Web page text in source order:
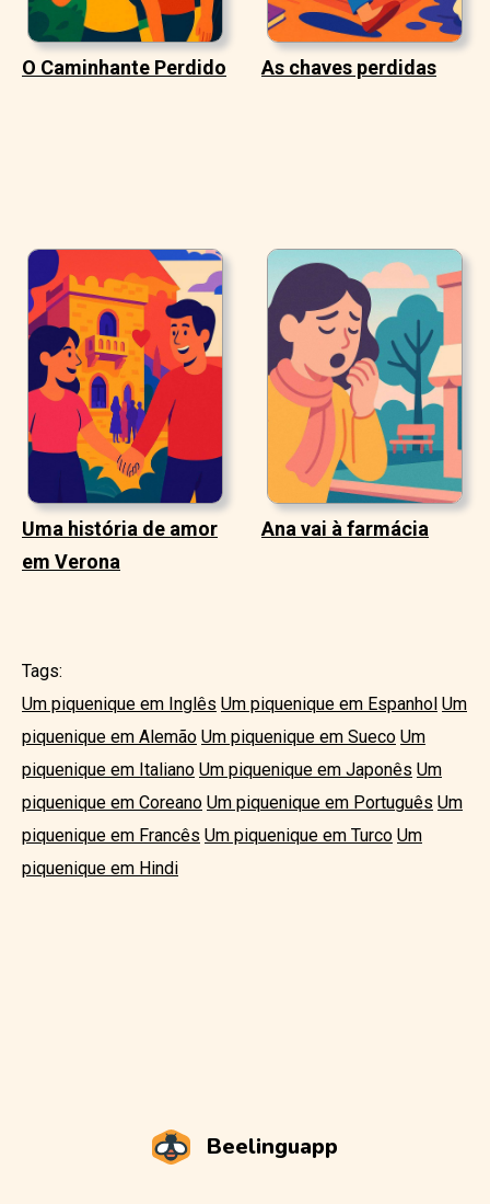
O Caminhante Perdido As chaves perdidas
Uma história de amor
em Verona
Ana vai à farmácia
Tags:
Um piquenique em Inglês Um piquenique em Espanhol Um
piquenique em Alemão Um piquenique em Sueco Um
piquenique em Italiano Um piquenique em Japonês Um
piquenique em Coreano Um piquenique em Português Um
piquenique em Francês Um piquenique em Turco Um
piquenique em Hindi
Beelinguapp